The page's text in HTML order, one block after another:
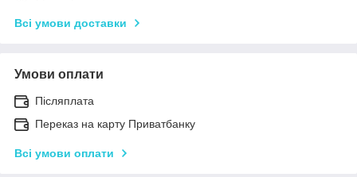
Всі умови доставки
Умови оплати
Післяплата
Переказ на карту Приватбанку
Всі умови оплати